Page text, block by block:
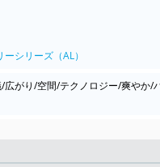
シリーズ（AL）
広がり/空間/テクノロジー/爽やか/